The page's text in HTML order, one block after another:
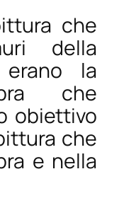
che
della
erano la
che
obiettivo
che
e nella